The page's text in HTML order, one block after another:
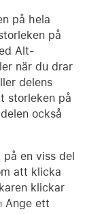
på hela
på
Alt-
när du drar
delens
storleken på
också
på en viss del
att klicka
klickar
Ange ett